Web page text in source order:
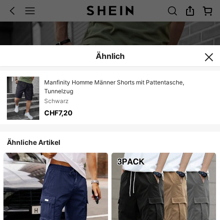
Ähnlich
Manfinity Homme Männer Shorts mit Pattentasche,
Tunnelzug
Schwarz
CHF7,20
Ähnliche Artikel